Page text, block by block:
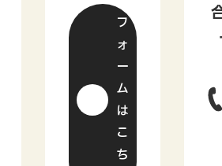
フ
ォ
ー
ム
は
こ
ち